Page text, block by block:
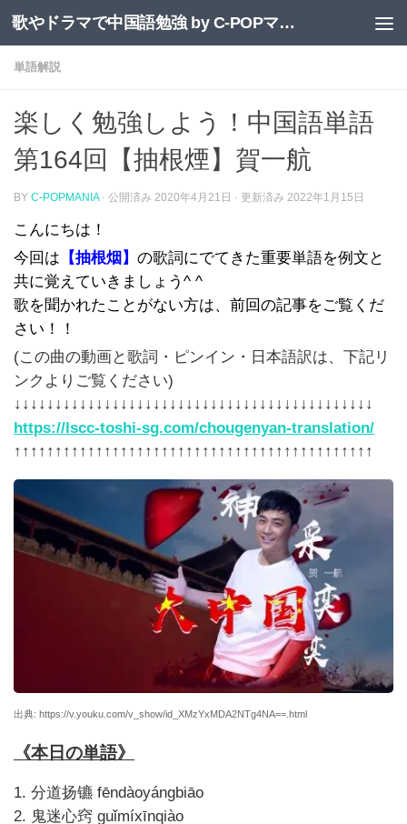
コンテンツへスキップ 歌やドラマで中国語勉強 by C-POPマニア
単語解説
楽しく勉強しよう！中国語単語
第164回【抽根煙】賀一航
BY C-POPMANIA · 公開済み 2020年4月21日 · 更新済み 2022年1月15日
こんにちは！
今回は 【抽根烟】 の歌詞にでてきた重要単語を例文と
共に覚えていきましょう^ ^
歌を聞かれたことがない方は、前回の記事をご覧くだ
さい！！
(この曲の動画と歌詞・ピンイン・日本語訳は、下記リ
ンクよりご覧ください)
↓↓↓↓↓↓↓↓↓↓↓↓↓↓↓↓↓↓↓↓↓↓↓↓↓↓↓↓↓↓↓↓↓↓↓↓↓↓↓↓↓↓↓↓
https://lscc-toshi-sg.com/chougenyan-translation/
↑↑↑↑↑↑↑↑↑↑↑↑↑↑↑↑↑↑↑↑↑↑↑↑↑↑↑↑↑↑↑↑↑↑↑↑↑↑↑↑↑↑↑↑
出典: https://v.youku.com/v_show/id_XMzYxMDA2NTg4NA==.html
《本日の単語》
1. 分道扬镳 fēndàoyángbiāo
2. 鬼迷心窍 guǐmíxīnqiào